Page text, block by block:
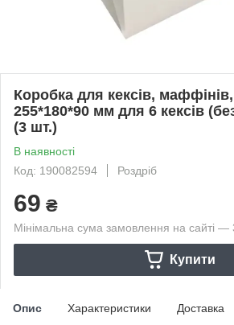
Коробка для кексів, маффінів,
255*180*90 мм для 6 кексів
(3 шт.)
В наявності
Код: 190082594
Роздріб
69 ₴
Мінімальна сума замовлення на сайті —
Купити
Опис Характеристики Доставка